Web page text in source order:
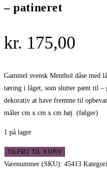
– patineret
kr. 175,00
Gammel svensk Menthol dåse med
tæring i låget, som slutter pænt til –
dekorativ at have fremme til
måler cm x cm x cm høj. (følger)
1 på lager
Gammel
svensk
TILFØJ TIL KURV
Varenummer (SKU): 45413